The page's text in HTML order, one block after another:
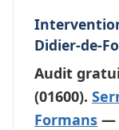
Didier-de-
Audit
(01600).
Formans —